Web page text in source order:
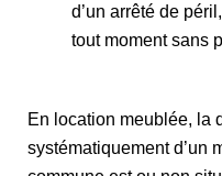
d’un arrêté de
tout moment sans
En location meublée, la
systématiquement d’un